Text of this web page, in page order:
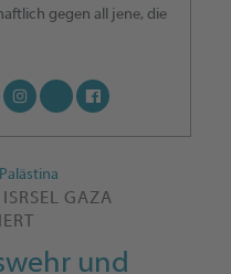
gegen all jene, die
Palästina
GAZA
und